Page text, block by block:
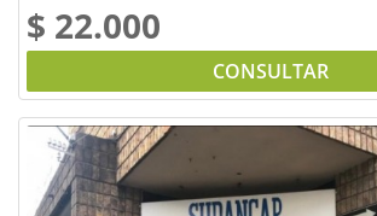
$ 22.000
CONSULTAR